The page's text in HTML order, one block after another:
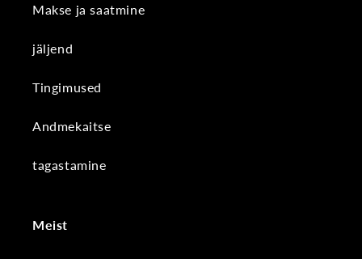
Makse ja saatmine
jäljend
Tingimused
Andmekaitse
tagastamine
Meist